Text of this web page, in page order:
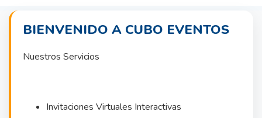
BIENVENIDO A CUBO EVENTOS
Nuestros Servicios
Invitaciones Virtuales Interactivas